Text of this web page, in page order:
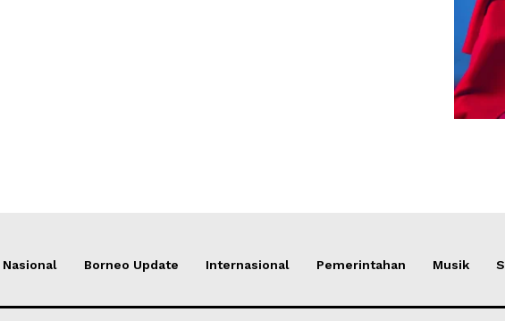
Nasional Borneo Update Internasional Pemerintahan Musik